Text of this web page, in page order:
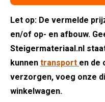
Let op: De vermelde
en/of op- en afbouw.
Steigermateriaal.nl
kunnen transport en de
verzorgen, voeg onze
winkelwagen.